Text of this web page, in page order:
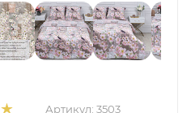
Артикул: 3503